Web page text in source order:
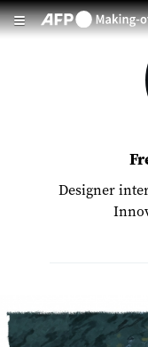
Designer